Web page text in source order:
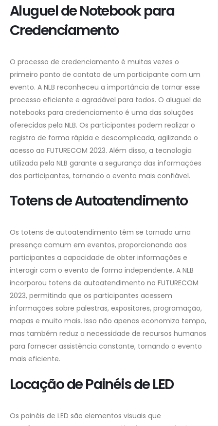
Aluguel de Notebook para
Credenciamento
O processo de credenciamento é muitas vezes o
primeiro ponto de contato de um participante com um
evento. A NLB reconheceu a importância de tornar esse
processo eficiente e agradável para todos. O aluguel de
notebooks para credenciamento é uma das soluções
oferecidas pela NLB. Os participantes podem realizar o
registro de forma rápida e descomplicada, agilizando o
acesso ao FUTURECOM 2023. Além disso, a tecnologia
utilizada pela NLB garante a segurança das informações
dos participantes, tornando o evento mais confiável.
Totens de Autoatendimento
Os totens de autoatendimento têm se tornado uma
presença comum em eventos, proporcionando aos
participantes a capacidade de obter informações e
interagir com o evento de forma independente. A NLB
incorporou totens de autoatendimento no FUTURECOM
2023, permitindo que os participantes acessem
informações sobre palestras, expositores, programação,
mapas e muito mais. Isso não apenas economiza tempo,
mas também reduz a necessidade de recursos humanos
para fornecer assistência constante, tornando o evento
mais eficiente.
Locação de Painéis de LED
Os painéis de LED são elementos visuais que